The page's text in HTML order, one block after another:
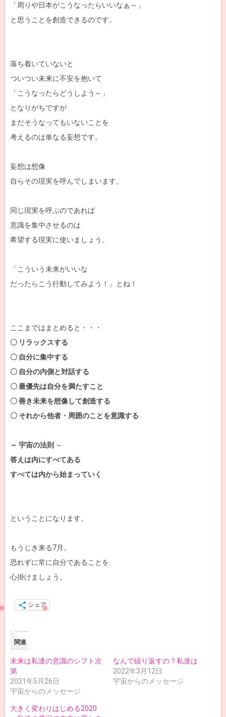
「周りや日本がこうなったらいいなぁ～」
と思うことを創造できるのです。
落ち着いていないと
ついつい未来に不安を抱いて
「こうなったらどうしよう～」
となりがちですが
まだそうなってもいないことを
考えるのは単なる妄想です。
妄想は想像
自らその現実を呼んでしまいます。
同じ現実を呼ぶのであれば
意識を集中させるのは
希望する現実に使いましょう。
「こういう未来がいいな
だったらこう行動してみよう！」とね！
ここまではまとめると・・・
〇 リラックスする
〇 自分に集中する
〇 自分の内側と対話する
〇 最優先は自分を満たすこと
〇 善き未来を想像して創造する
〇 それから他者・周囲のことを意識する
～ 宇宙の法則 ～
答えは内にすべてある
すべては内から始まっていく
ということになります。
もうじき来る7月。
恐れずに常に自分であることを
心掛けましょう。
シェア
関連
未来は私達の意識のシフト次
第
2021年5月26日
宇宙からのメッセージ
なんで繰り返すの？私達は
2022年3月12日
宇宙からのメッセージ
大きく変わりはじめる2020